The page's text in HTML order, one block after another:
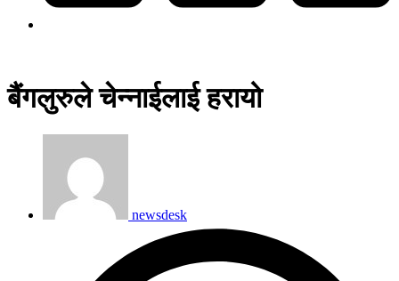
बैंगलुरुले चेन्नाईलाई हरायो
newsdesk